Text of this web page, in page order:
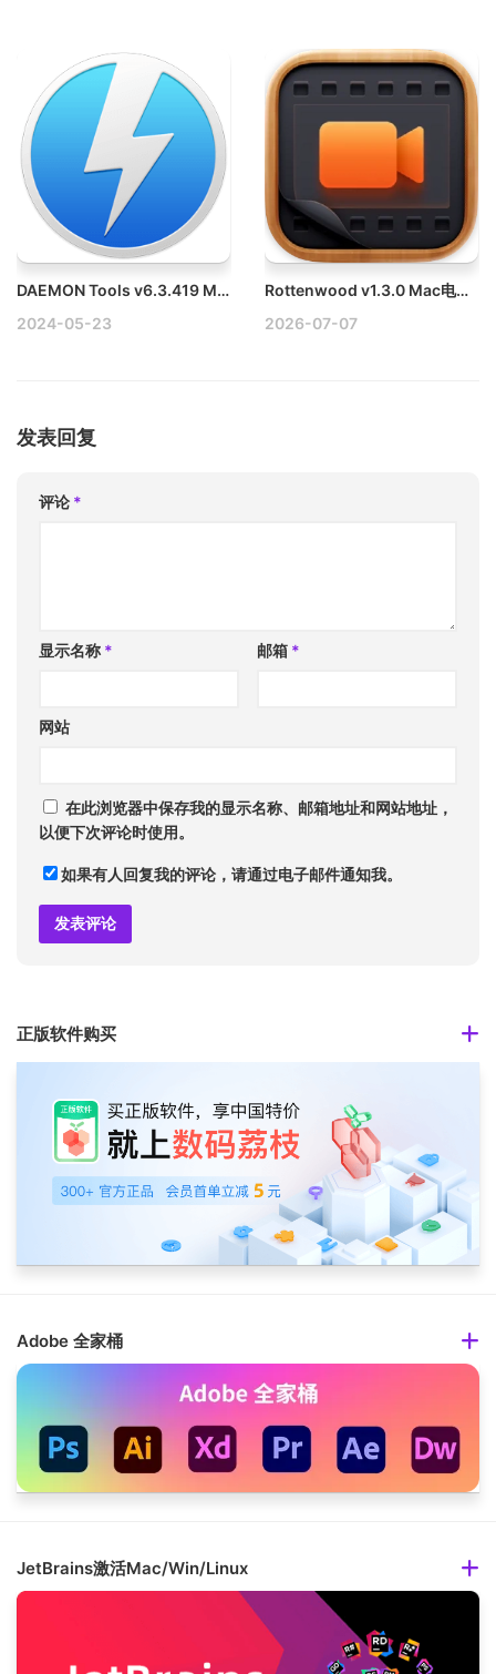
DAEMON Tools v6.3.419 Mac镜像管理软件破解版
2024-05-23
Rottenwood v1.3.0 Mac电影影评收藏工具破解版
2026-07-07
发表回复
评论 *
显示名称 * 邮箱 *
网站
在此浏览器中保存我的显示名称、邮箱地址和网站地址，
以便下次评论时使用。
如果有人回复我的评论，请通过电子邮件通知我。
正版软件购买
Adobe 全家桶
JetBrains激活Mac/Win/Linux